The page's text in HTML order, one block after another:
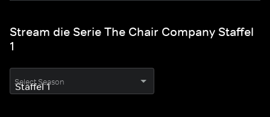
Stream die Serie The Chair Company Staffel
1
Select Season